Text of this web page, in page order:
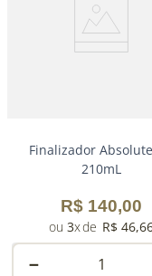
Finalizador
210mL
R$ 140,00
3 R$ 46,
－